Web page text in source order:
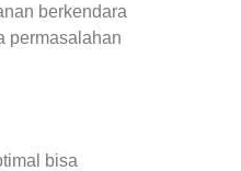
berkendara
permasalahan
bisa